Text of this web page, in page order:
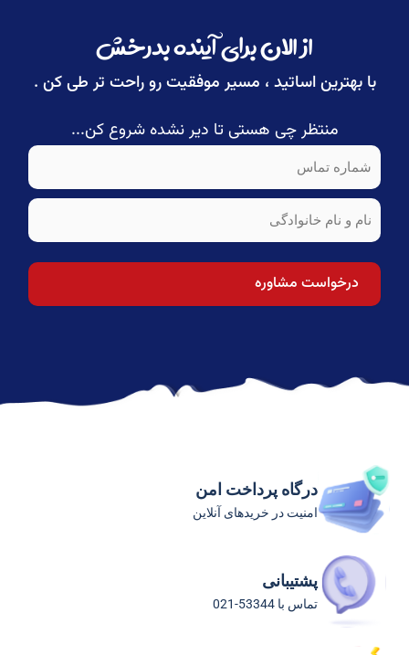
از الان برای آینده بدرخش
با بهترین اساتید ، مسیر موفقیت رو راحت تر طی کن .
منتظر چی هستی تا دیر نشده شروع کن...
درگاه پرداخت امن
امنیت در خریدهای آنلاین
پشتیبانی
تماس با 53344-021